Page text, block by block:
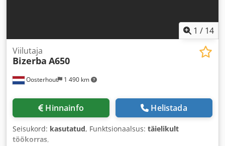
1 / 14
Oosterhout 1 490 km
Viilutaja
Bizerba A650
Hinnainfo Helistada
Seisukord: kasutatud, Funktsionaalsus: täielikult
töökorras,